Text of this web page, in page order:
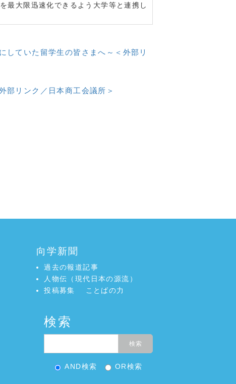
最大限迅速化できるよう大学等と連携し
ていた留学生の皆さまへ～＜外部リ
部リンク／日本商工会議所＞
向学新聞
過去の報道記事
人物伝（現代日本の源流）
投稿募集
ことばの力
検索
AND検索 OR検索